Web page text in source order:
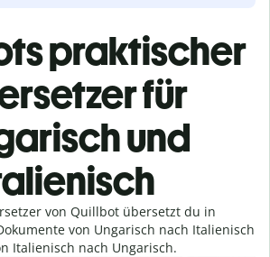
praktischer
für
und
von Quillbot übersetzt du in
von Ungarisch nach Italienisch
Italienisch nach Ungarisch.